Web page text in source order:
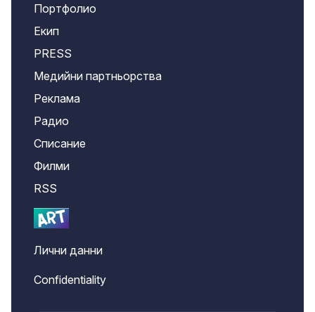
Портфолио
Екип
PRESS
Медийни партньорства
Реклама
Радио
Списание
Филми
RSS
Лични данни
Confidentiality